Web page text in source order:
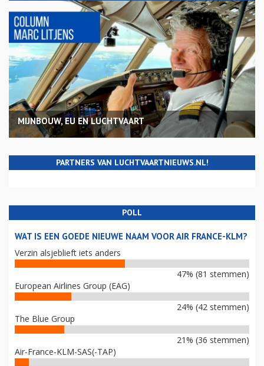
MIJNBOUW, EU EN LUCHTVAART
PARTNERS VAN LUCHTVAARTNIEUWS.NL!
POLL
WAT IS EEN GOEDE NIEUWE NAAM VOOR AIR FRANCE-KLM?
Verzin alsjeblieft iets anders
47% (81 stemmen)
European Airlines Group (EAG)
24% (42 stemmen)
The Blue Group
21% (36 stemmen)
Air-France-KLM-SAS(-TAP)